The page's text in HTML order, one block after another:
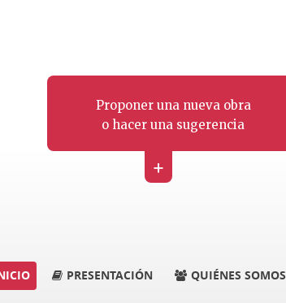
Proponer una nueva obra
o hacer una sugerencia
+
PRESENTACIÓN QUIÉNES SOMOS